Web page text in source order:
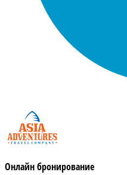
Онлайн бронирование